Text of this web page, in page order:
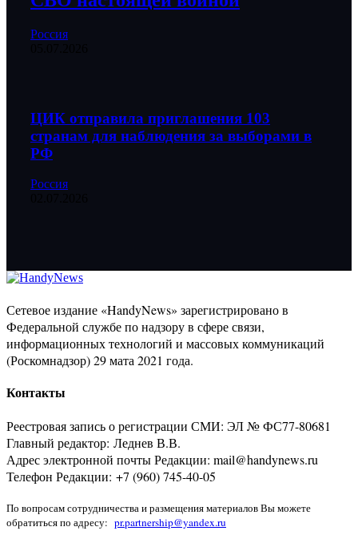
Россия
ЦИК отправила приглашения 103
странам для наблюдения за выборами в
РФ
Россия
Сетевое издание «HandyNews» зарегистрировано в
Федеральной службе по надзору в сфере связи,
информационных технологий и массовых коммуникаций
(Роскомнадзор) 29 мата 2021 года.
Контакты
Реестровая запись о регистрации СМИ: ЭЛ № ФС77-80681
Главный редактор: Леднев В.В.
Адрес электронной почты Редакции: mail@handynews.ru
Телефон Редакции: +7 (960) 745-40-05
По вопросам сотрудничества и размещения материалов Вы можете
обратиться по адресу: pr.partnership@yandex.ru